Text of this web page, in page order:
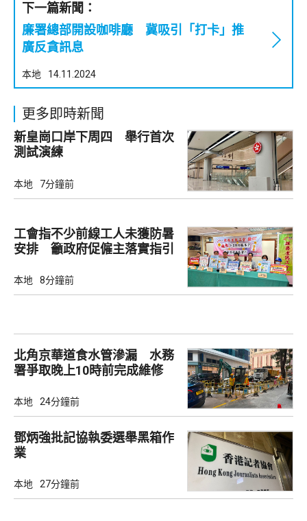
下一篇新聞：
廉署總部開設咖啡廳 冀吸引「打卡」推
廣反貪訊息
本地 14.11.2024
更多即時新聞
新皇崗口岸下周四 舉行首次
測試演練
本地 7分鐘前
工會指不少前線工人未獲防暑
安排 籲政府促僱主落實指引
本地 8分鐘前
北角京華道食水管滲漏 水務
署爭取晚上10時前完成維修
本地 24分鐘前
鄧炳強批記協執委選舉黑箱作
業
本地 27分鐘前